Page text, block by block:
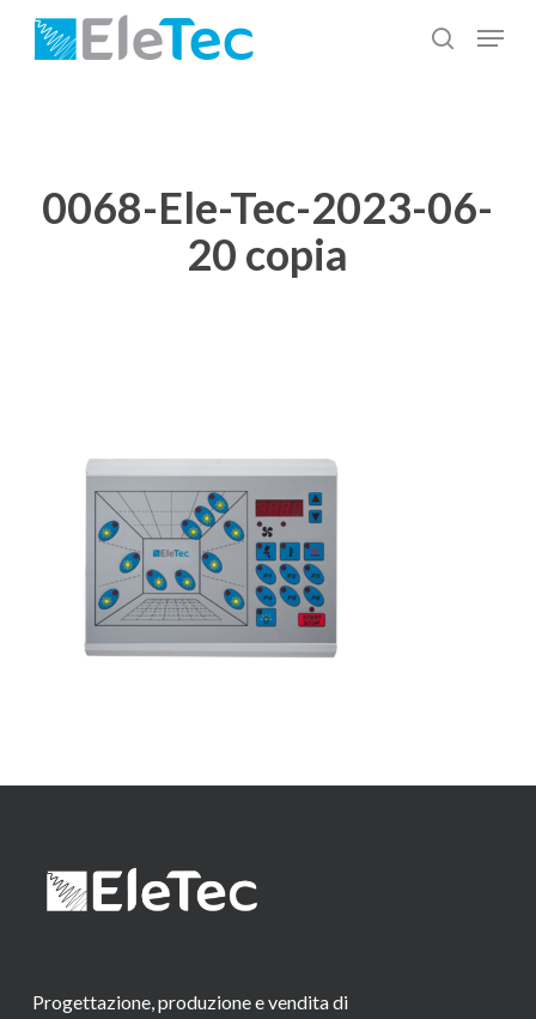
Salta
cerca
Menu
0068-Ele-Tec-2023-06-
20 copia
Progettazione, produzione e vendita di